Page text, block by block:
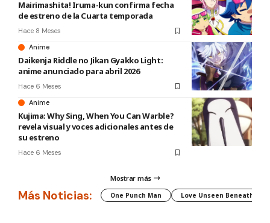
Mairimashita! Iruma-kun confirma fecha
de estreno de la Cuarta temporada
Hace 8 Meses
Anime
Daikenja Riddle no Jikan Gyakko Light:
anime anunciado para abril 2026
Hace 6 Meses
Anime
Kujima: Why Sing, When You Can Warble?
revela visual y voces adicionales antes de
su estreno
Hace 6 Meses
Mostrar más
Más Noticias: One Punch Man Love Unseen Beneath the